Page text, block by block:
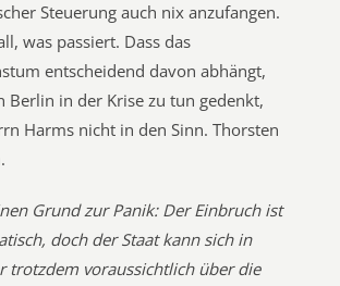
Steuerung auch nix anzufangen.
was passiert. Dass das
entscheidend davon abhängt,
Berlin in der Krise zu tun gedenkt,
Harms nicht in den Sinn. Thorsten
Grund zur Panik: Der Einbruch ist
doch der Staat kann sich in
trotzdem voraussichtlich über die